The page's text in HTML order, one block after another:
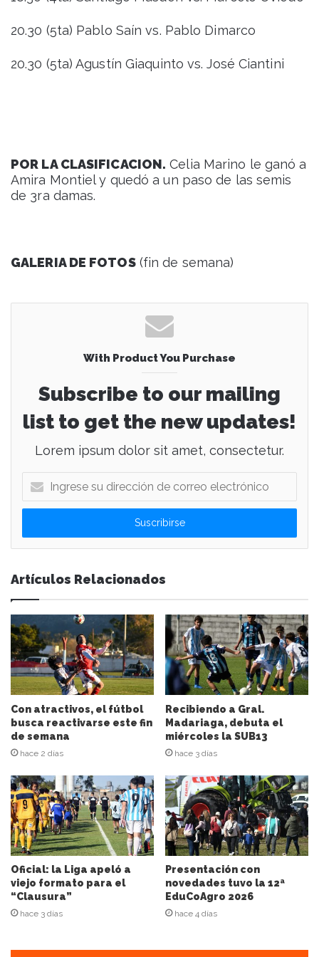
20.30 (5ta) Pablo Saín vs. Pablo Dimarco
20.30 (5ta) Agustín Giaquinto vs. José Ciantini
POR LA CLASIFICACION. Celia Marino le ganó a
Amira Montiel y quedó a un paso de las semis
de 3ra damas.
GALERIA DE FOTOS(fin de semana)
With Product You Purchase
Subscribe to our mailing
list to get the new updates!
Lorem ipsum dolor sit amet, consectetur.
g
e
s
u
d
i
r
e
c
c
i
ó
n
d
c
o
r
r
e
o
e
l
e
c
Artículos Relacionados
Con atractivos, el fútbol
busca reactivarse este fin
de semana
hace 2 días
Recibiendo a Gral.
Madariaga, debuta el
miércoles la SUB13
hace 3 días
Oficial: la Liga apeló a
viejo formato para el
“Clausura”
hace 3 días
Presentación con
novedades tuvo la 12ª
EduCoAgro 2026
hace 4 días